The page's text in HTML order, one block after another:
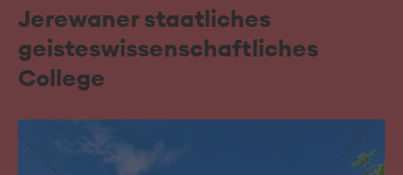
Jerewaner staatliches
geisteswissenschaftliches
College